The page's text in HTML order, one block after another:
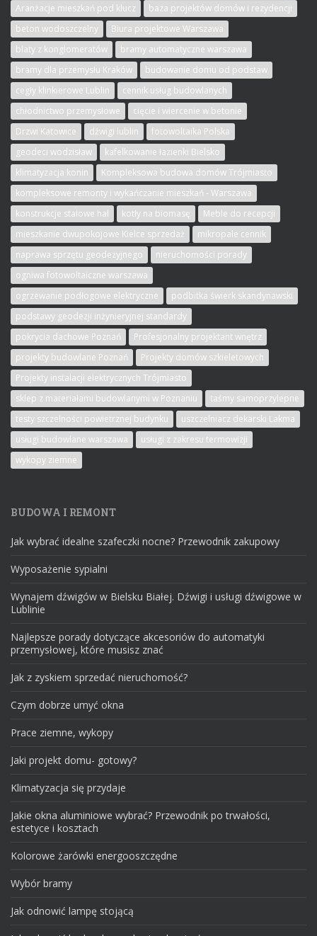
Aranżacje mieszkań pod klucz
baza projektów domów i rezydencji
beton wodoszczelny
Biura projektowe Warszawa
blaty z konglomeratów
bramy automatyczne warszawa
bramy dla przemysłu Kraków
budowanie domu od podstaw
cegły klinkierowe Lublin
cennik usług budowlanych
chłodnictwo przemysłowe
cięcie i wiercenie w betonie
Drzwi Katowice
dźwigi lublin
fotowoltaika Polska
geodeci wodzisław
kafelkowanie łazienki Bielsko
klimatyzacja konin
Kompleksowa budowa domów Trójmiasto
kompleksowe remonty i wykańczanie mieszkań - Warszawa
konstrukcje stalowe hal
kotły na biomasę
Meble do recepcji
mieszkanie dwupokojowe Kielce sprzedaż
mikropale cennik
naprawa sprzętu geodezyjnego
nieruchomości porady
ogniwa fotowoltaiczne warszawa
ogrzewanie podłogowe elektryczne
podbitka świerk skandynawski
podstawy geodezji inżynieryjnej standardy
pokrycia dachowe Poznań
Profesjonalny projektant wnętrz
projekty budowlane Poznań
Projekty domów szkieletowych
Projekty instalacji elektrycznych Trójmiasto
sklep z materiałami budowlanymi w Poznaniu
taśmy samoprzylepne
testy szczelności powietrznej budynku
uszczelniacz dekarski Lakma
usługi budowlane warszawa
usługi z zakresu termowizji
wykopy ziemne
BUDOWA I REMONT
Jak wybrać idealne szafeczki nocne? Przewodnik zakupowy
Wyposażenie sypialni
Wynajem dźwigów w Bielsku Białej. Dźwigi i usługi dźwigowe w
Lublinie
Najlepsze porady dotyczące akcesoriów do automatyki
przemysłowej, które musisz znać
Jak z zyskiem sprzedać nieruchomość?
Czym dobrze umyć okna
Prace ziemne, wykopy
Jaki projekt domu- gotowy?
Klimatyzacja się przydaje
Jakie okna aluminiowe wybrać? Przewodnik po trwałości,
estetyce i kosztach
Kolorowe żarówki energooszczędne
Wybór bramy
Jak odnowić lampę stojącą